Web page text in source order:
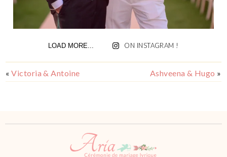
LOAD MORE... ON INSTAGRAM !
«Victoria & Antoine Ashveena & Hugo »